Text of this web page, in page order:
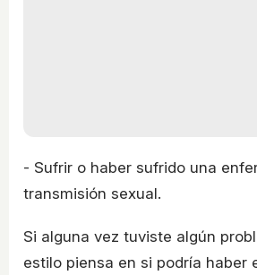
- Sufrir o haber sufrido una
transmisión sexual.
Si alguna vez tuviste algún
estilo piensa en si podría haber